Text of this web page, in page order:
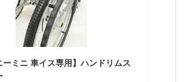
ーミニ 車イス専用】ハンドリムス